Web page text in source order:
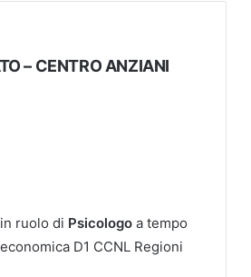
– CENTRO ANZIANI
ruolo di Psicologo a tempo
D1 CCNL Regioni